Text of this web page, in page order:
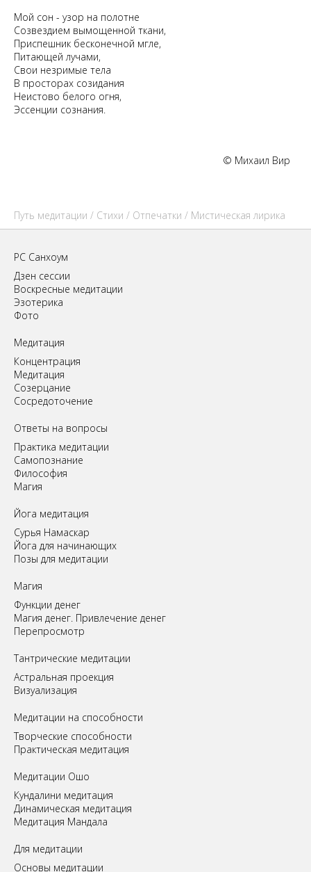
Мой сон - узор на полотне
Созвездием вымощенной ткани,
Приспешник бесконечной мгле,
Питающей лучами,
Свои незримые тела
В просторах созидания
Неистово белого огня,
Эссенции сознания.
© Михаил Вир
Путь медитации / Стихи / Отпечатки / Мистическая лирика
РС Санхоум
Дзен сессии
Воскресные медитации
Эзотерика
Фото
Медитация
Концентрация
Медитация
Созерцание
Сосредоточение
Ответы на вопросы
Практика медитации
Самопознание
Философия
Магия
Йога медитация
Сурья Намаскар
Йога для начинающих
Позы для медитации
Магия
Функции денег
Магия денег. Привлечение денег
Перепросмотр
Tантрические медитации
Астральная проекция
Визуализация
Медитации на способности
Творческие способности
Практическая медитация
Медитации Ошо
Кундалини медитация
Динамическая медитация
Медитация Мандала
Для медитации
Основы медитации